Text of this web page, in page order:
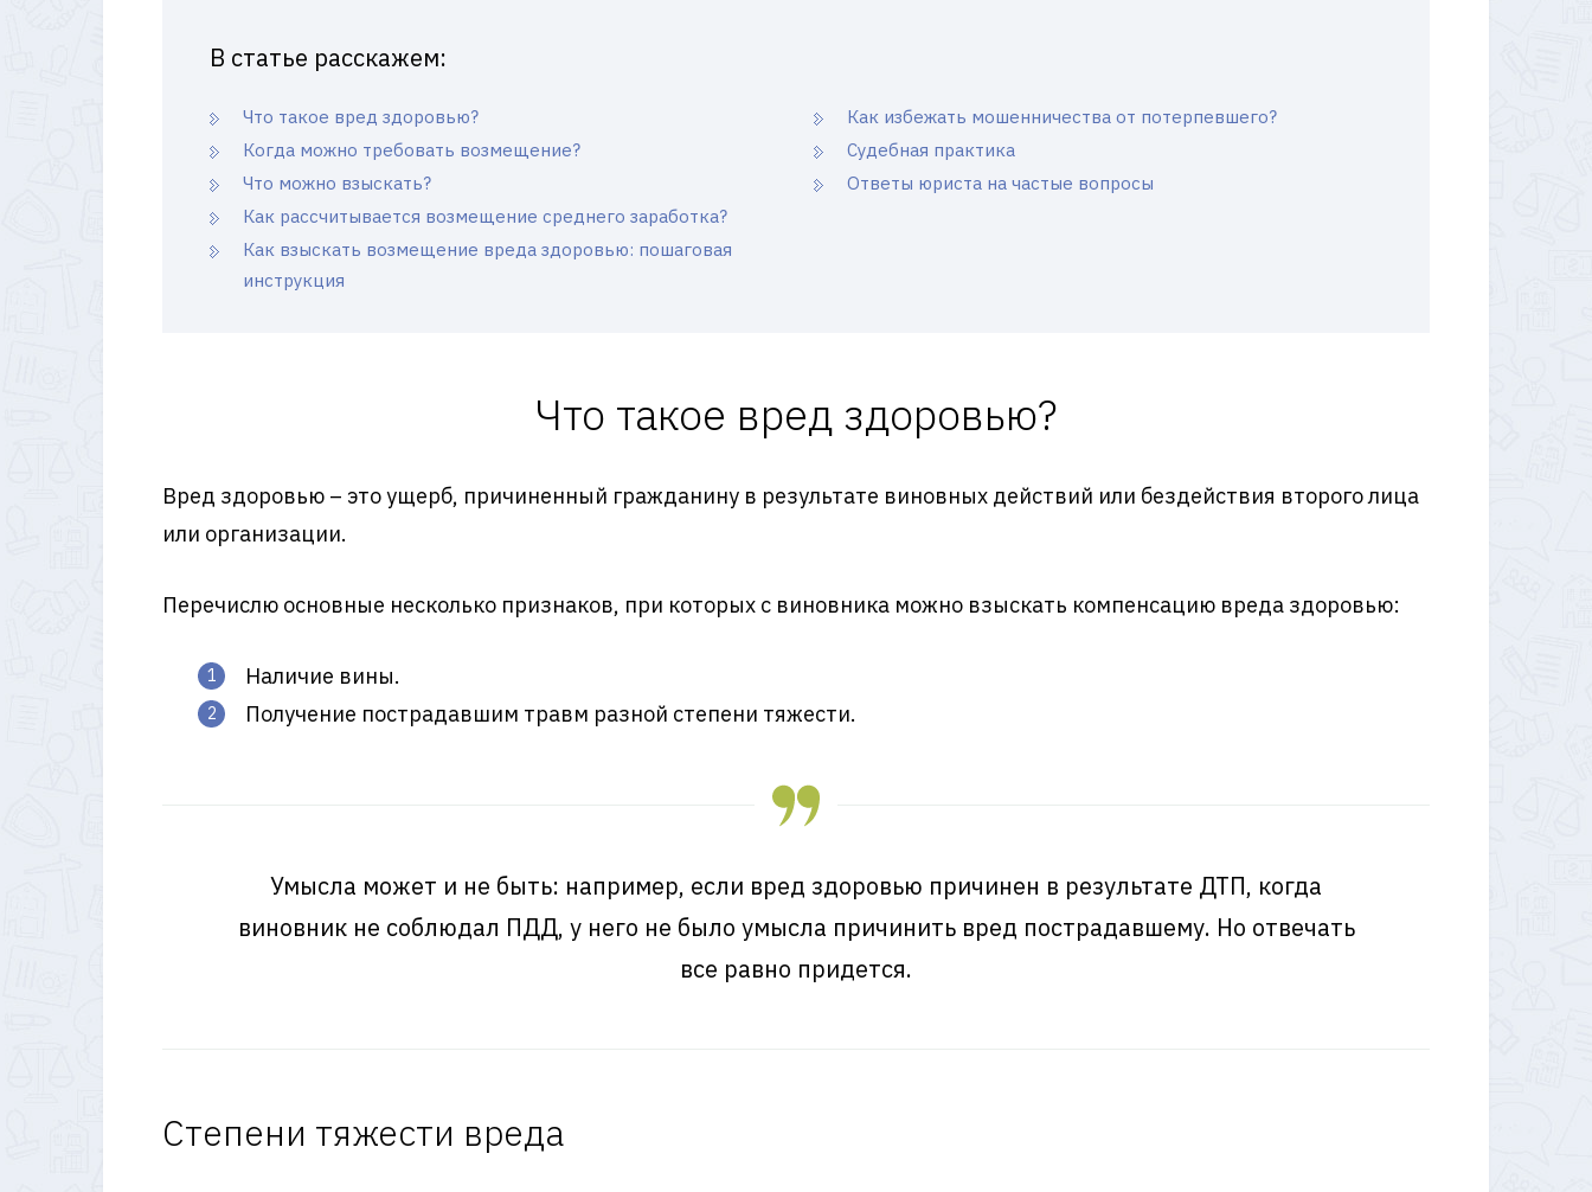
В статье расскажем:
Что такое вред здоровью?
Когда можно требовать возмещение?
Что можно взыскать?
Как рассчитывается возмещение среднего заработка?
Как взыскать возмещение вреда здоровью: пошаговая
инструкция
Как избежать мошенничества от потерпевшего?
Судебная практика
Ответы юриста на частые вопросы
Что такое вред здоровью?
Вред здоровью – это ущерб, причиненный гражданину в результате виновных действий или бездействия второго лица
или организации.
Перечислю основные несколько признаков, при которых с виновника можно взыскать компенсацию вреда здоровью:
Наличие вины.
Получение пострадавшим травм разной степени тяжести.
Умысла может и не быть: например, если вред здоровью причинен в результате ДТП, когда
виновник не соблюдал ПДД, у него не было умысла причинить вред пострадавшему. Но отвечать
все равно придется.
Степени тяжести вреда